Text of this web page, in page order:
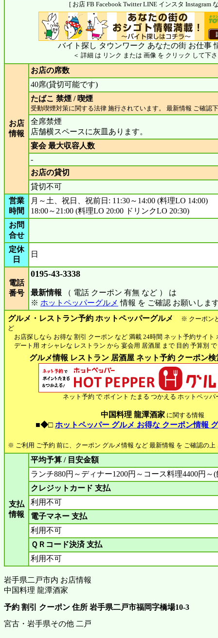
[ お店 FB Facebook Twitter LINE インスタ Instagram
バイト探し タウンワーク あなたの街 お仕事
＜ 詳細 は リンク または 画像 を クリック して下
お店
情報
お店の席数
40席(貸切可能です)
たばこ 禁煙 / 喫煙
受動喫煙対策に関する法律 施行されています。 最新情報 ご確認
全席禁煙
店舗横スペースに灰皿あります。
宴会 最大収容人数
-
お店の貸切
貸切不可
営業
時間
月～土、祝日、祝前日: 11:30～14:00 (料理LO 14:00)
18:00～21:00 (料理LO 20:00 ドリンクLO 20:30)
お問
合せ
定休
日
日
電話
番号
0195-43-3338
最新情報 （ 電話 クーポン 有無 など ） は
※ ホットペッパーグルメ 情報 を ご確認 お願いしま
グルメ・レストラン予約 ホットペッパーグルメ
※ クーポン
ど
お店探しなら お得な 割引 クーポン など 満載 24時間 ネット予約サイト
デート用 オシャレな レストラン から 宴会用 居酒屋 まで 目的 予算別
グルメ情報 レストラン 居酒屋 ネット予約 クーポン
ネット予約 で ポイント たまる つかえる ホットペッパ
中国料理 龍潭酒家に関する情報
■◆□ ホットペッパー グルメ お得な クーポン情報
※ ご利用 ご予約 前に、クーポン グルメ情報 など 最新情報 を ご確認の上
支払
情報
平均予算 / 目安金額
ランチ880円～ディナー1200円～コース料理4400円～
クレジットカード 支払
利用不可
電子マネー 支払
利用不可
ＱＲコード決済 支払
利用不可
岩手県二戸市内 お店情報
中国料理 龍潭酒家
予約 割引 クーポン 住所 岩手県二戸市福岡字橋場10-3
宮古・岩手県その他 二戸